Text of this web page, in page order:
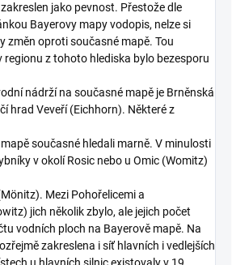
jako pevnost. Přestože dle
Bayerovy mapy vodopis, nelze si
změn oproti současné mapě. Tou
regionu z tohoto hlediska bylo bezesporu
nádrží na současné mapě je Brněnská
hrad Veveří (Eichhorn). Některé z
současné hledali marně. V minulosti
v okolí Rosic nebo u Omic (Womitz)
Mezi Pohořelicemi a
jich několik zbylo, ale jejich počet
vodních ploch na Bayerově mapě. Na
zakreslena i síť hlavních i vedlejších